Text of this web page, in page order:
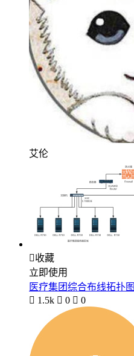
艾伦
收藏
立即使用
医疗集团综合布线拓扑图
 1.5k  0  0